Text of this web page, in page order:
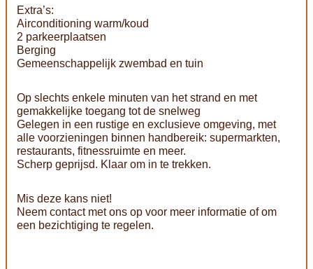
Extra’s:
Airconditioning warm/koud
2 parkeerplaatsen
Berging
Gemeenschappelijk zwembad en tuin
Op slechts enkele minuten van het strand en met
gemakkelijke toegang tot de snelweg
Gelegen in een rustige en exclusieve omgeving, met
alle voorzieningen binnen handbereik: supermarkten,
restaurants, fitnessruimte en meer.
Scherp geprijsd. Klaar om in te trekken.
Mis deze kans niet!
Neem contact met ons op voor meer informatie of om
een bezichtiging te regelen.